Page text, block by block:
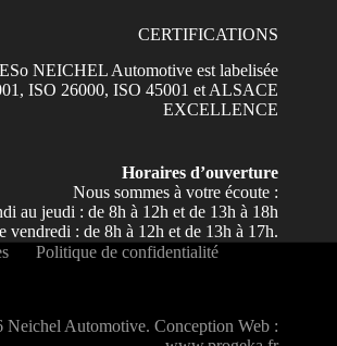
CERTIFICATIONS
Horaires d’ouverture
Nous sommes à votre écoute :
au jeudi : de 8h à 12h et de 13h à 18h
vendredi : de 8h à 12h et de 13h à 17h.
Politique de confidentialité
Automotive. Conception Web :